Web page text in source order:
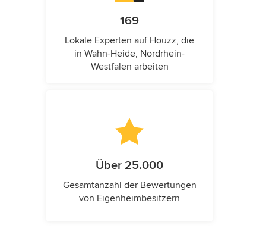
169
Lokale Experten auf Houzz, die
in Wahn-Heide, Nordrhein-
Westfalen arbeiten
Über 25.000
Gesamtanzahl der Bewertungen
von Eigenheimbesitzern